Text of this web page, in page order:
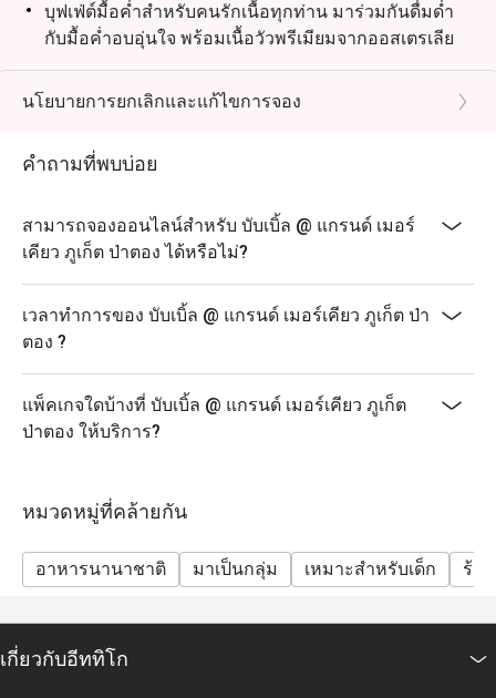
สถานที่: ห้องอาหาร Bubbles, Grand Mercure Phuket
Patong Resort and Villas
บุฟเฟ่ต์มื้อค่ำสำหรับคนรักเนื้อทุกท่าน มาร่วมกันดื่มด่ำ
กับมื้อค่ำอบอุ่นใจ พร้อมเนื้อวัวพรีเมียมจากออสเตรเลีย
ย่างอย่างพิถีพิถัน, ซีฟู้ดสดใหม่บนน้ำแข็ง, เมนูอินเดีย
รสชาติจัดจ้าน และซูชิ & ซาชิมิสดใหม่ ทุกอย่างเพียง
วันที่: ทุกวันพุธ
เวลา: 18:00 – 22:00 น.
ราคา: 890 บาทสุทธิ/ท่าน
ส่วนลดอีททิโกสามารถใช้ได้กับเมนูบุฟเฟ่ต์เท่านั้น ไม่
ราคาสุทธิรวมภาษีและค่าบริการแล้ว
เด็กอายุ 4–12 ปี รับส่วนลด 50% เด็กอายุต่ำกว่า 4 ปี รับ
(Seafood Night), วันพุธ (Let's Meat Wednesday) และวัน
ศุกร์ (Grand Seafood Buffet)
แนะนำให้สำรองที่นั่งล่วงหน้า โดยเฉพาะสำหรับกลุ่ม
ใหญ่
รายการอาหารอาจมีการเปลี่ยนแปลงตามฤดูกาลและ
วัตถุดิบสด
นโยบายการยกเลิกและแก้ไขการจอง
คำถามที่พบบ่อย
สามารถจองออนไลน์สำหรับ บับเบิ้ล @ แกรนด์ เมอร์
เคียว ภูเก็ต ป่าตอง ได้หรือไม่?
เวลาทำการของ บับเบิ้ล @ แกรนด์ เมอร์เคียว ภูเก็ต ป่า
ตอง ?
แพ็คเกจใดบ้างที่ บับเบิ้ล @ แกรนด์ เมอร์เคียว ภูเก็ต
ป่าตอง ให้บริการ?
หมวดหมู่ที่คล้ายกัน
อาหารนานาชาติ มาเป็นกลุ่ม เหมาะสำหรับเด็ก ร้า
เกี่ยวกับอีททิโก